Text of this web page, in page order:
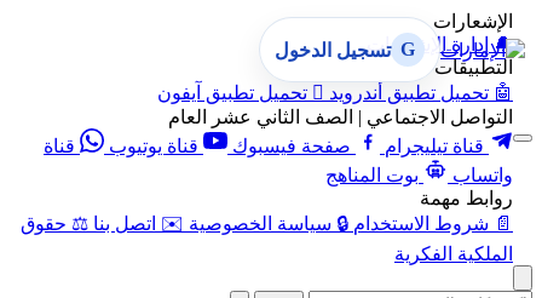
الإشعارات
🔔 إدارة الإشعارات
التطبيقات
🤖 تحميل تطبيق أندرويد  تحميل تطبيق آيفون
التواصل الاجتماعي | الصف الثاني عشر العام
قناة تيليجرام
صفحة فيسبوك قناة يوتيوب
قناة
واتساب
بوت المناهج
روابط مهمة
📄 شروط الاستخدام 🔒 سياسة الخصوصية ✉️ اتصل بنا ⚖️ حقوق
الملكية الفكرية
G تسجيل الدخول